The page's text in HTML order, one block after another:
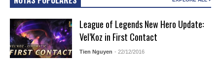
League of Legends New Hero Update:
Vel’Koz in First Contact
Tien Nguyen - 22/12/2016